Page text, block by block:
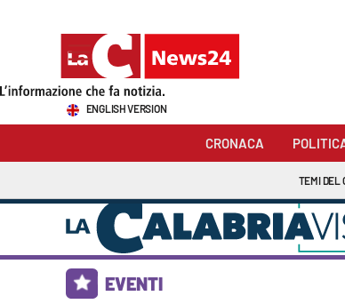
Sezioni
Attualità
ENGLISH VERSION
CRONACA
TEMI DEL
EVENTI